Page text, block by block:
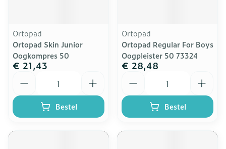
Ortopad
Ortopad Skin Junior
Oogkompres 50
€ 21,43
Bestel
Ortopad
Ortopad Regular For Boys
Oogpleister 50 73324
€ 28,48
Bestel